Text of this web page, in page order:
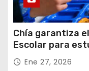
Chía garantiza
Escolar para
oficiales
Ene 27, 2026